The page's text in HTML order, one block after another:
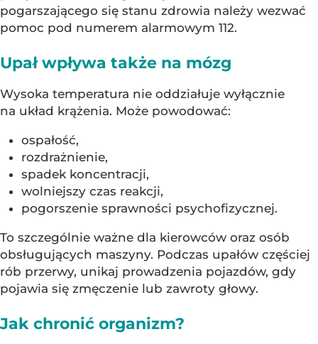
pogarszającego się stanu zdrowia należy wezwać
pomoc pod numerem alarmowym 112.
Upał wpływa także na mózg
Wysoka temperatura nie oddziałuje wyłącznie
na układ krążenia. Może powodować:
ospałość,
rozdrażnienie,
spadek koncentracji,
wolniejszy czas reakcji,
pogorszenie sprawności psychofizycznej.
To szczególnie ważne dla kierowców oraz osób
obsługujących maszyny. Podczas upałów częściej
rób przerwy, unikaj prowadzenia pojazdów, gdy
pojawia się zmęczenie lub zawroty głowy.
Jak chronić organizm?